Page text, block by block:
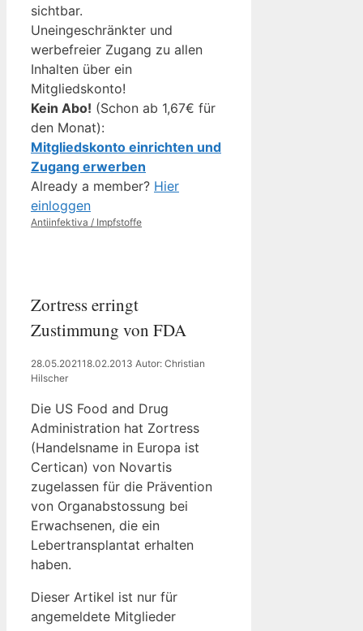
sichtbar.
Uneingeschränkter und
werbefreier Zugang zu allen
Inhalten über ein
Mitgliedskonto!
Kein Abo! (Schon ab 1,67€ für
den Monat):
Mitgliedskonto einrichten und
Zugang erwerben
Already a member? Hier
einloggen
Kategorien
Antiinfektiva / Impfstoffe
Zortress erringt
Zustimmung von FDA
28.05.202118.02.2013 Autor: Christian
Hilscher
Die US Food and Drug
Administration hat Zortress
(Handelsname in Europa ist
Certican) von Novartis
zugelassen für die Prävention
von Organabstossung bei
Erwachsenen, die ein
Lebertransplantat erhalten
haben.
Dieser Artikel ist nur für
angemeldete Mitglieder